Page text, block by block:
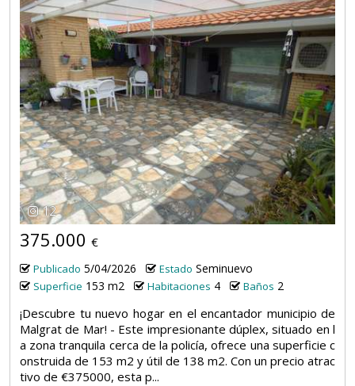
12
375.000 €
Publicado 5/04/2026 Estado Seminuevo
Superficie 153 m2 Habitaciones 4 Baños 2
¡Descubre tu nuevo hogar en el encantador municipio de
Malgrat de Mar! - Este impresionante dúplex, situado en l
a zona tranquila cerca de la policía, ofrece una superficie c
onstruida de 153 m2 y útil de 138 m2. Con un precio atrac
tivo de €375000, esta p...